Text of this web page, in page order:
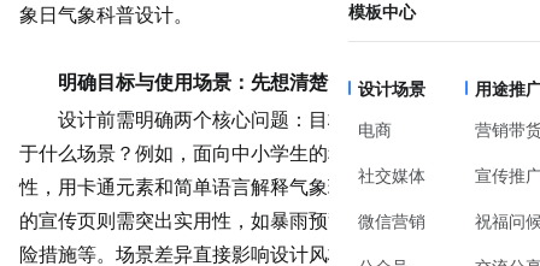
模板中心
设计场景
电商
社交媒体
微信营销
用途推
营销带
宣传推
祝福问
象日气象科普设计。
明确目标与使用场景：先想清楚“给谁看”
设计前需明确两个核心问题：目标受众是谁？内容将用
于什么场景？例如，面向中小学生的科普海报需侧重趣味
性，用卡通元素和简单语言解释气象现象；而面向社区居民
的宣传页则需突出实用性，如暴雨预警信号的含义、防灾避
险措施等。场景差异直接影响设计风格——线上传播（如公